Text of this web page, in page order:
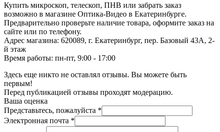
Купить микроскоп, телескоп, ПНВ или забрать заказ
возможно в магазине Оптика-Видео в Екатеринбурге.
Предварительно проверьте наличие товара, оформите заказ на
сайте или по телефону.
Адрес магазина: 620089, г. Екатеринбург, пер. Базовый 43А, 2-
й этаж
Время работы: пн-пт, 9:00 - 17:00
Здесь еще никто не оставлял отзывы. Вы можете быть
первым!
Перед публикацией отзывы проходят модерацию.
Ваша оценка
Представьтесь, пожалуйста *
Электронная почта *